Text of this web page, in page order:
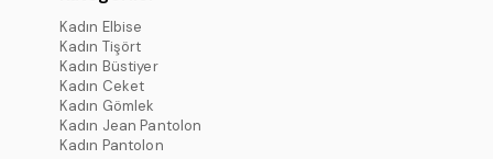
Kadın Elbise
Kadın Tişört
Kadın Büstiyer
Kadın Ceket
Kadın Gömlek
Kadın Jean Pantolon
Kadın Pantolon